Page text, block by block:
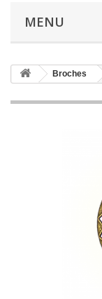
MENU
Broches